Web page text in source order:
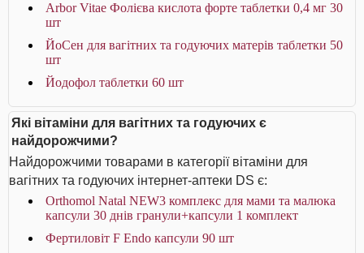
Arbor Vitae Фолієва кислота форте таблетки 0,4 мг 30
шт
ЙоСен для вагітних та годуючих матерів таблетки 50
шт
Йодофол таблетки 60 шт
Які вітаміни для вагітних та годуючих є
найдорожчими?
Найдорожчими товарами в категорії вітаміни для
вагітних та годуючих інтернет-аптеки DS є:
Orthomol Natal NEW3 комплекс для мами та малюка
капсули 30 днів гранули+капсули 1 комплект
Фертиловіт F Endo капсули 90 шт